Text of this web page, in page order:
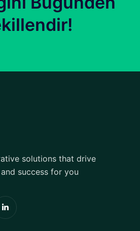
solutions that drive
success for you